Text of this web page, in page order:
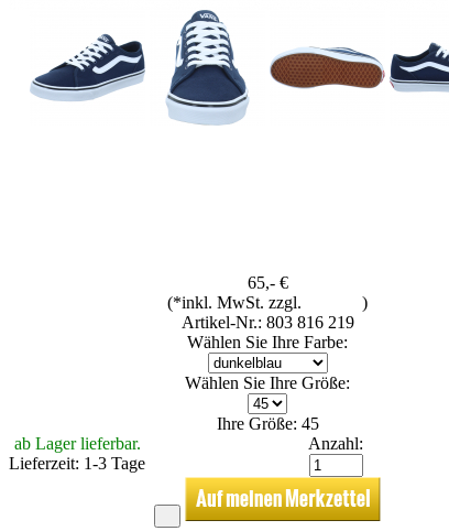
65,- €
(*inkl. MwSt. zzgl.
)
Artikel-Nr.: 803 816 219
Wählen Sie Ihre Farbe:
Wählen Sie Ihre Größe:
Ihre Größe: 45
ab Lager lieferbar.
Lieferzeit: 1-3 Tage
Anzahl: